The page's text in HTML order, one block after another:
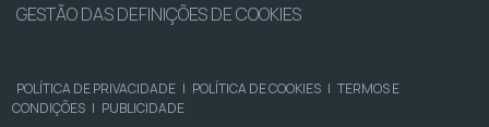
GESTÃO DAS DEFINIÇÕES DE COOKIES
POLÍTICA DE PRIVACIDADE | POLÍTICA DE COOKIES | TERMOS E
CONDIÇÕES | PUBLICIDADE